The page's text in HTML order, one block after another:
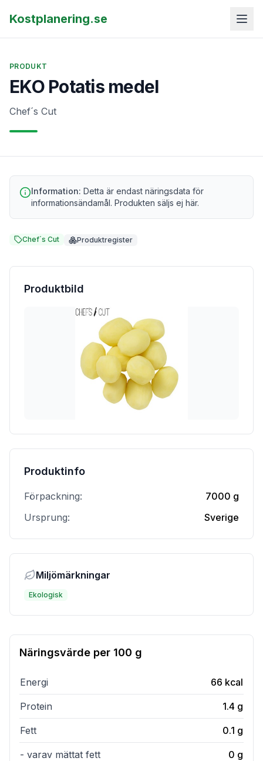
Kostplanering.se
PRODUKT
EKO Potatis medel
Chef´s Cut
Information: Detta är endast näringsdata för
informationsändamål. Produkten säljs ej här.
Chef´s Cut Produktregister
Produktbild
Produktinfo
Förpackning:
7000 g
Ursprung:
Sverige
Miljömärkningar
Ekologisk
Näringsvärde per 100 g
Energi 66 kcal
Protein 1.4 g
Fett 0.1 g
- varav mättat fett 0 g